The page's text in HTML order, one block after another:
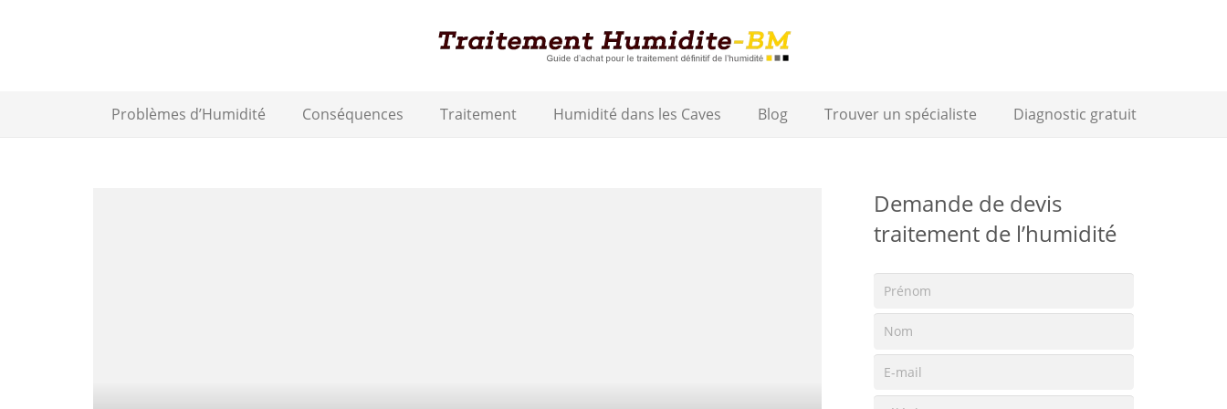
Problèmes d’Humidité Conséquences Traitement Humidité dans les Caves Blog Trouver un spécialiste Diagnostic gratuit
Demande de devis
traitement de l’humidité